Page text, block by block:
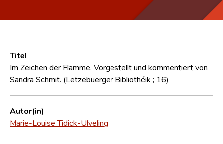
Forschungsgruppe
Kontakt
Titel
Im Zeichen der Flamme. Vorgestellt und kommentiert von
Sandra Schmit. (Lëtzebuerger Bibliothéik ; 16)
Autor(in)
Marie-Louise Tidick-Ulveling